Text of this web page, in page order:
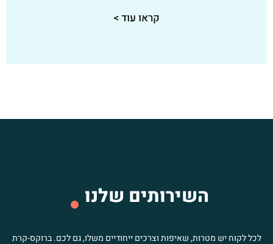
קראו עוד >
השירותים שלנו
לכל לקוח יש מטרות, שאיפות וצרכים ייחודיים משלו, גם לכם. ברוקס-קרת